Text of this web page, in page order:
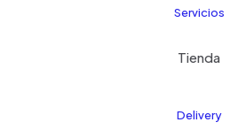
Servicios
Tienda
Delivery